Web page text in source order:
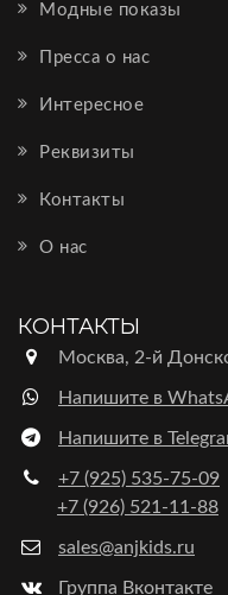
Модные показы
Пресса о нас
Интересное
Реквизиты
Контакты
О нас
КОНТАКТЫ
Москва, 2-й
Напишите в
Напишите в
+7 (925) 535-75-09
+7 (926) 521-11-88
sales@anjkids.ru
Группа Вконтакте